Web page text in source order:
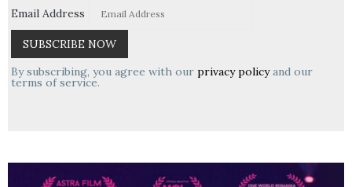
Email Address
By subscribing, you agree with our privacy policyand our
terms of service.